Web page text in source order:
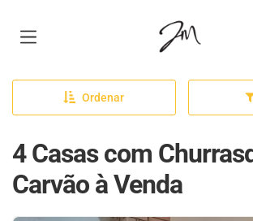
Página inicial
Ordenar
4 Casas com
Carvão à Venda